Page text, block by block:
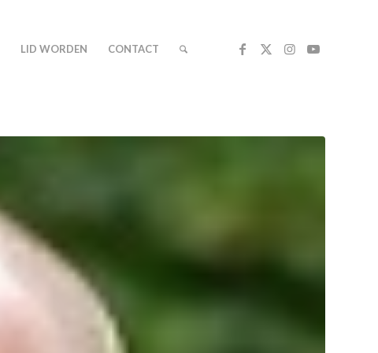
LID WORDEN CONTACT